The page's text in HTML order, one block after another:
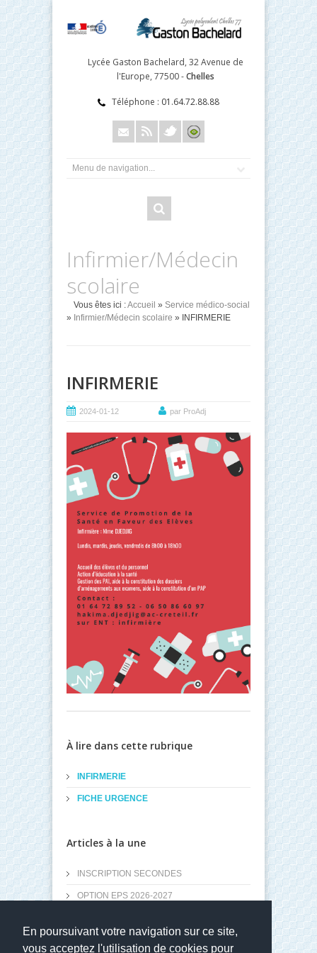
En poursuivant votre navigation sur ce site,
vous acceptez l'utilisation de cookies pour
Lycée Gaston Bachelard, 32 Avenue de
l'Europe, 77500 -Chelles
Téléphone : 01.64.72.88.88
Infirmier/Médecin
scolaire
Vous êtes ici :Accueil » Service médico-social
» Infirmier/Médecin scolaire » INFIRMERIE
INFIRMERIE
2024-01-12 par ProAdj
À lire dans cette rubrique
INFIRMERIE
FICHE URGENCE
Articles à la une
INSCRIPTION SECONDES
OPTION EPS 2026-2027
Utiliser son PC région après le lycée